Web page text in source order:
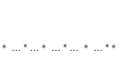
… * …＊ … * … ＊ … *＊